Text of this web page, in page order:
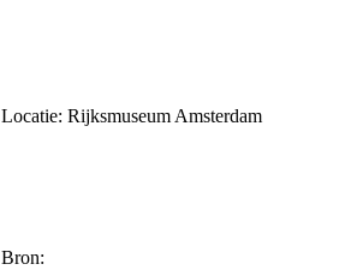
Locatie: Rijksmuseum Amsterdam
Bron: